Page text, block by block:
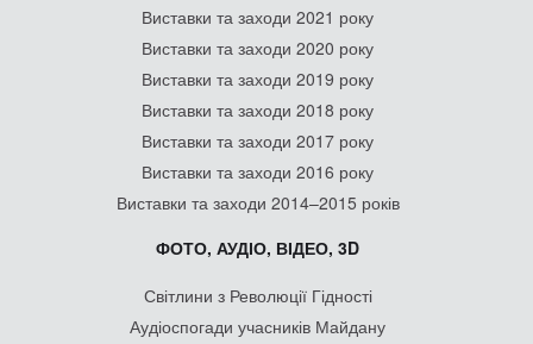
Виставки та заходи 2021 року
Виставки та заходи 2020 року
Виставки та заходи 2019 року
Виставки та заходи 2018 року
Виставки та заходи 2017 року
Виставки та заходи 2016 року
Виставки та заходи 2014–2015 років
ФОТО, АУДІО, ВІДЕО, 3D
Світлини з Революції Гідності
Аудіоспогади учасників Майдану